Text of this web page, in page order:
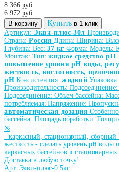
8 366 руб.
6 972 руб.
В корзину
Купить в 1 клик
Артикул: Экви-плюс-30л
Страна: Россия Длина: Ширина:
Глубина: Вес: 37 кг Форма: Модель:
Монтаж: Тип: жидкое средство
повышение уровня рН воды,
жесткость, кислотность,
рН Консистенция: жидкий Упаковка:
Производительность: Подсоединение:
Подсоединение: Объем бассейна:
потребляемая: Напряжение:
автоматическая дозация
бассейна: Площадь обработки:
※
- каркасный, стационарный, сборный
жесткость - сделать уровень рН воды
каркасных бассейнов и стационарных
Доставка в любую точку!
Арт. Экви-плюс-0.5кг